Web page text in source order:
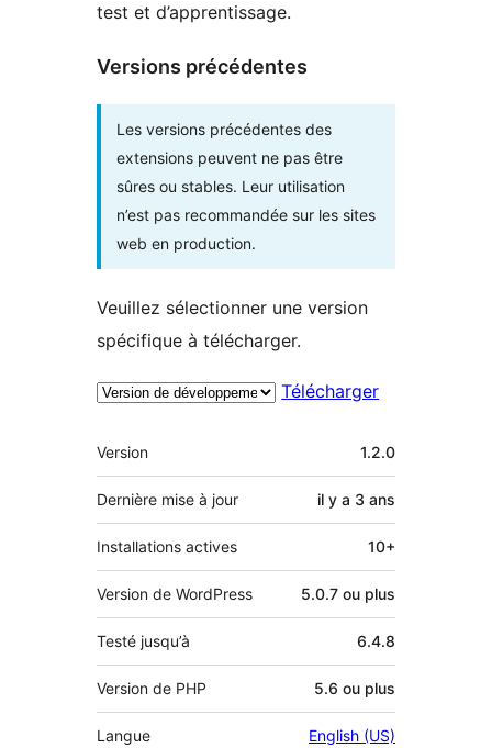
test et d’apprentissage.
Versions précédentes
Les versions précédentes des
extensions peuvent ne pas être
sûres ou stables. Leur utilisation
n’est pas recommandée sur les sites
web en production.
Veuillez sélectionner une version
spécifique à télécharger.
Télécharger
Méta
Version 1.2.0
Dernière mise à jour il y a 3 ans
Installations actives 10+
Version de WordPress 5.0.7 ou plus
Testé jusqu’à 6.4.8
Version de PHP 5.6 ou plus
Langue English (US)